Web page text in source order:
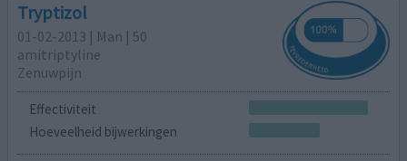
Tryptizol
01-02-2013 | Man | 50
amitriptyline
Zenuwpijn
Effectiviteit
Hoeveelheid bijwerkingen